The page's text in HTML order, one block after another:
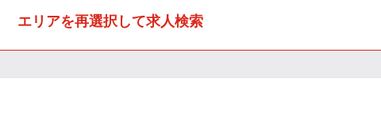
エリアを再選択して求人検索